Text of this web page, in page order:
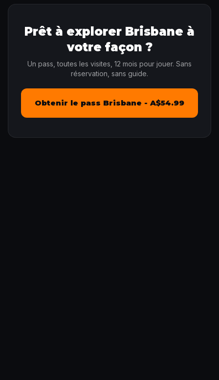
Prêt à explorer Brisbane à
votre façon ?
Un pass, toutes les visites, 12 mois pour jouer. Sans
réservation, sans guide.
Obtenir le pass Brisbane - A$54.99